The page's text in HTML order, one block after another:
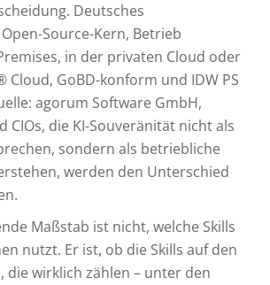
Deutsches
Source-Kern, Betrieb
in der privaten Cloud oder
GoBD-konform und IDW PS
agorum Software GmbH,
CIOs, die KI-Souveränität nicht als
sondern als betriebliche
werden den Unterschied
Maßstab ist nicht, welche Skills
nutzt. Er ist, ob die Skills auf den
die wirklich zählen – unter den